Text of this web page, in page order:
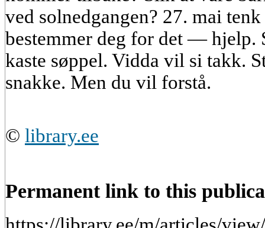
ved solnedgangen? 27. mai
bestemmer deg for det — hjelp.
kaste søppel. Vidda vil si takk.
snakke. Men du vil forstå.
© library.ee
Permanent link to this